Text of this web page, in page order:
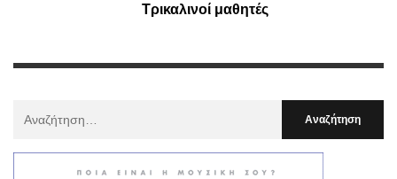
Τρικαλινοί μαθητές
: